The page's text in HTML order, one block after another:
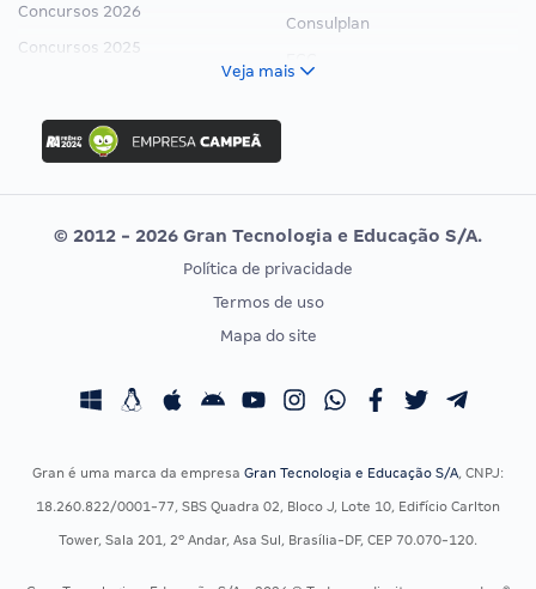
Concursos 2026
Concursos 2025
Concurso Ibama
Concurso MPU
Editais publicados
Consulplan
Vunesp
CONCURSOS POR PROFISSÃO
Concursos Fiscais
EXAME DE ORDEM
Calendário OAB
Veja mais
© 2012 - 2026 Gran Tecnologia e Educação S/A.
Política de privacidade
Termos de uso
Mapa do site
Gran é uma marca da empresa Gran Tecnologia e Educação S/A, CNPJ:
18.260.822/0001-77, SBS Quadra 02, Bloco J, Lote 10, Edifício Carlton
Tower, Sala 201, 2º Andar, Asa Sul, Brasília-DF, CEP 70.070-120.